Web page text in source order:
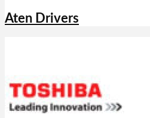
Aten Drivers